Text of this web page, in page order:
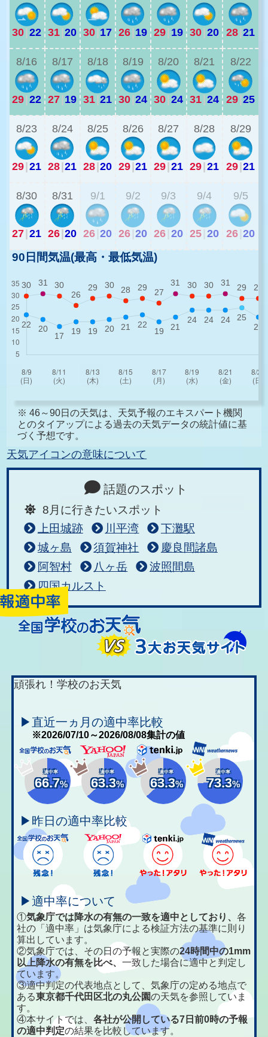
30|22 31|20 30|17 26|19 29| 19 30|20 28|21
8/16
29|22
8/17
27|19
8/18
31|21
8/19
30|24
8/20
30|24
8/21
31|24
8/22
29|25
8/23
29|21
8/24
28|21
8/25
28|20
8/26
29|21
8/27
29|21
8/28
29|21
8/29
29|21
8/30
27|21
8/31
26|20
9/1
26 20
9/2
26 20
9/3
26 20
9/4
25 20
9/5
26 20
90日間気温(最高・最低気温)
※ 46～90日の天気は、天気予報のエキスパート機関
とのタイアップによる過去の天気データの統計値に基
づく予想です。
天気アイコンの意味について
話題のスポット
8月に行きたいスポット
上田城跡
川平湾
下灘駅
城ヶ島
須賀神社
慶良間諸島
阿智村
八ヶ岳
波照間島
四国カルスト
頑張れ！学校のお天気
▶直近一ヵ月の適中率比較
※2026/07/10～2026/08/08集計の値
適中率
66.7%
適中率
63.3%
適中率
63.3%
適中率
73.3%
▶昨日の適中率比較
▶適中率について
①気象庁では降水の有無の一致を適中としており、各
社の「適中率」は気象庁による検証方法の基準に則り
算出しています。
②気象庁では、その日の予報と実際の24時間中の1mm
以上降水の有無を比べ、一致した場合に適中と判定し
ています。
③適中判定の代表地点として、気象庁の定める地点で
ある東京都千代田区北の丸公園の天気を参照していま
す。
④本サイトでは、各社が公開している7日前0時の予報
の適中判定の結果を比較しています。